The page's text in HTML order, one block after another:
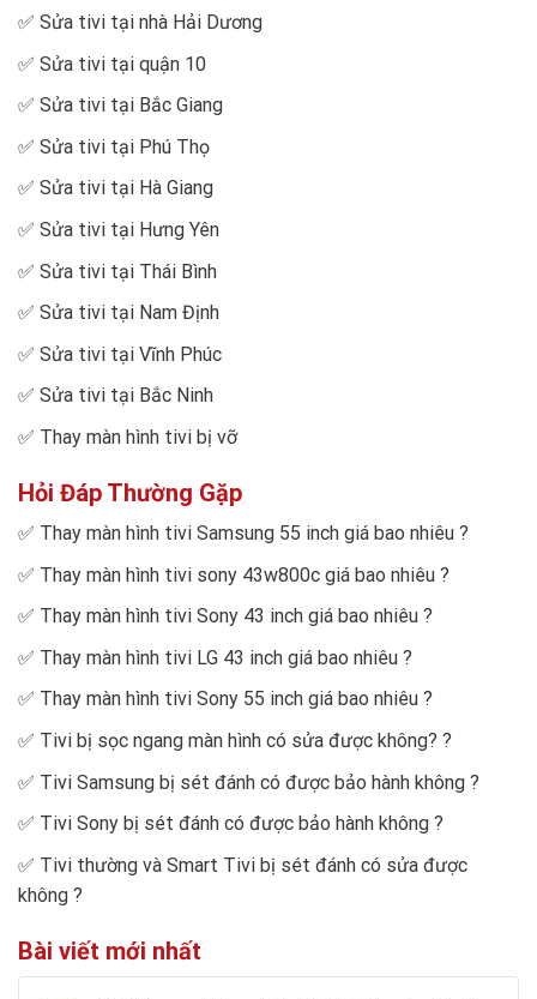
✅ Sửa tivi tại nhà Hải Dương
✅ Sửa tivi tại quận 10
✅ Sửa tivi tại Bắc Giang
✅ Sửa tivi tại Phú Thọ
✅ Sửa tivi tại Hà Giang
✅ Sửa tivi tại Hưng Yên
✅ Sửa tivi tại Thái Bình
✅ Sửa tivi tại Nam Định
✅ Sửa tivi tại Vĩnh Phúc
✅ Sửa tivi tại Bắc Ninh
✅ Thay màn hình tivi bị vỡ
Hỏi Đáp Thường Gặp
✅ Thay màn hình tivi Samsung 55 inch giá bao nhiêu ?
✅ Thay màn hình tivi sony 43w800c giá bao nhiêu ?
✅ Thay màn hình tivi Sony 43 inch giá bao nhiêu ?
✅ Thay màn hình tivi LG 43 inch giá bao nhiêu ?
✅ Thay màn hình tivi Sony 55 inch giá bao nhiêu ?
✅ Tivi bị sọc ngang màn hình có sửa được không? ?
✅ Tivi Samsung bị sét đánh có được bảo hành không ?
✅ Tivi Sony bị sét đánh có được bảo hành không ?
✅ Tivi thường và Smart Tivi bị sét đánh có sửa được
không ?
Bài viết mới nhất